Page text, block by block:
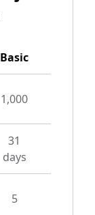
Basic
1,000
31
days
5